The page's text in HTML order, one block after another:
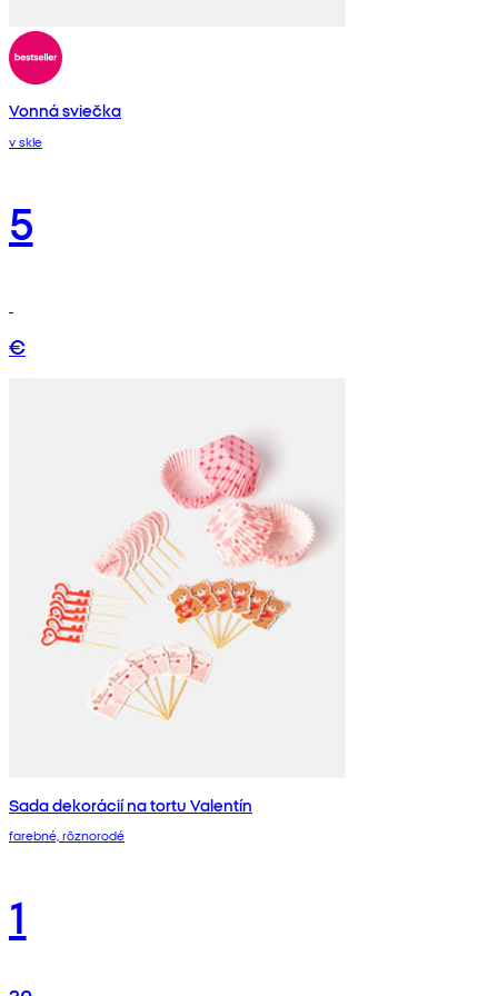
Vonná sviečka
v skle
5
€
Sada dekorácií na tortu Valentín
farebné, rôznorodé
1